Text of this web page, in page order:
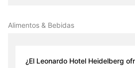
Alimentos & Bebidas
¿El Leonardo Hotel Heidelberg